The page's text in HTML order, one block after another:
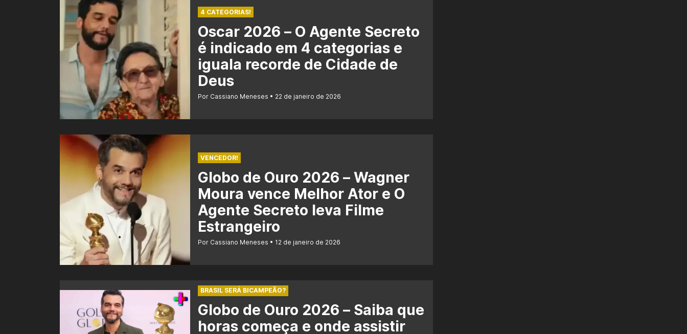
4 CATEGORIAS!
Oscar 2026 – O Agente Secreto
é indicado em 4 categorias e
iguala recorde de Cidade de
Deus
Por Cassiano Meneses 22 de janeiro de 2026
VENCEDOR!
Globo de Ouro 2026 – Wagner
Moura vence Melhor Ator e O
Agente Secreto leva Filme
Estrangeiro
Por Cassiano Meneses 12 de janeiro de 2026
BRASIL SERÁ BICAMPEÃO?
Globo de Ouro 2026 – Saiba que
horas começa e onde assistir